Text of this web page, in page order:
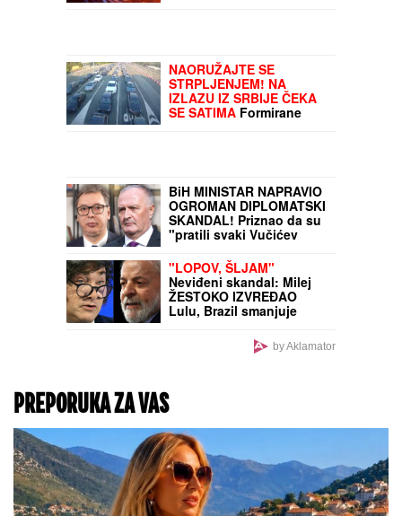
potrebno
NAORUŽAJTE SE
STRPLJENJEM! NA
IZLAZU IZ SRBIJE ČEKA
SE SATIMA Formirane
BiH MINISTAR NAPRAVIO
OGROMAN DIPLOMATSKI
SKANDAL! Priznao da su
"pratili svaki Vučićev
Bugojnu, niže pretnje
"LOPOV, ŠLJAM"
Neviđeni skandal: Milej
ŽESTOKO IZVREĐAO
Lulu, Brazil smanjuje
by Aklamator
PREPORUKA ZA VAS